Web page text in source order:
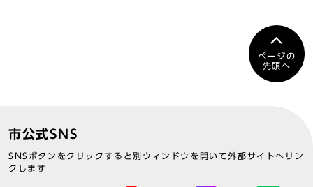
ページの
先頭へ
市公式SNS
SNSボタンをクリックすると別ウィンドウを開いて外部サイトへリン
クします